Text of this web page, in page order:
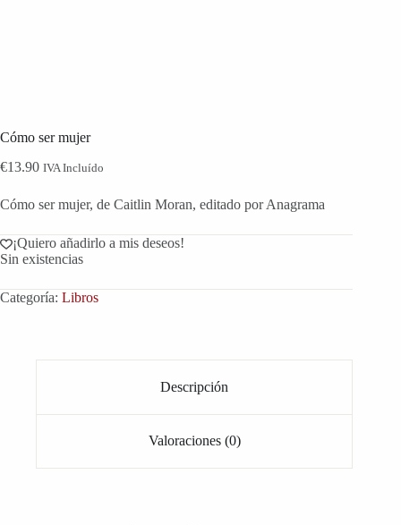
Cómo ser mujer
€13.90 IVA Incluído
Cómo ser mujer, de Caitlin Moran, editado por Anagrama
¡Quiero añadirlo a mis deseos!
Sin existencias
Categoría: Libros
Descripción
Valoraciones (0)